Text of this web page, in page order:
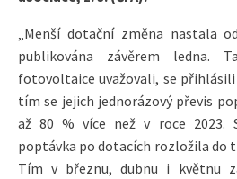
„Menší dotační změna nastala
publikována závěrem ledna.
fotovoltaice uvažovali, se
tím se jejich jednorázový převis
až 80 % více než v roce 2023.
poptávka po dotacích rozložila do
Tím v březnu, dubnu i květnu